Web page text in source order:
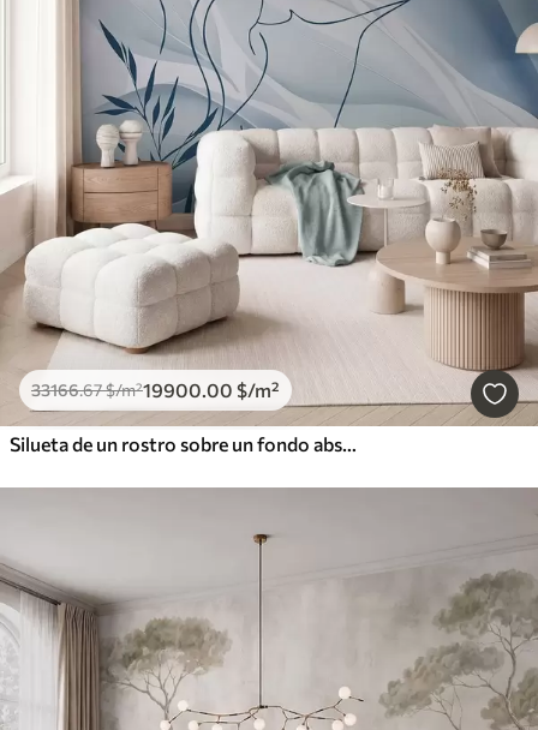
33166.67$/m²19900.00 $/m²
Silueta de un rostro sobre un fondo abstracto